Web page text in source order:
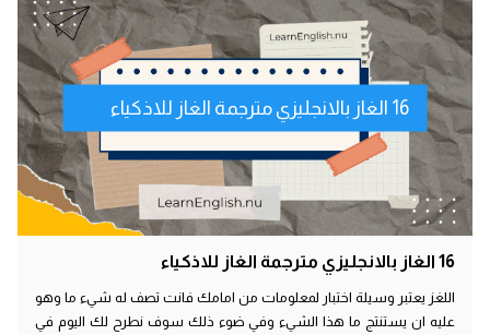
16 الغاز بالانجليزي مترجمة الغاز للاذكياء
16 الغاز بالانجليزي مترجمة الغاز للاذكياء
اللغز يعتبر وسيلة اختبار لمعلومات من امامك فانت تصف له شيء ما وهو
عليه ان يستنتج ما هذا الشيء وفي ضوء ذلك سوف نطرح لك اليوم في